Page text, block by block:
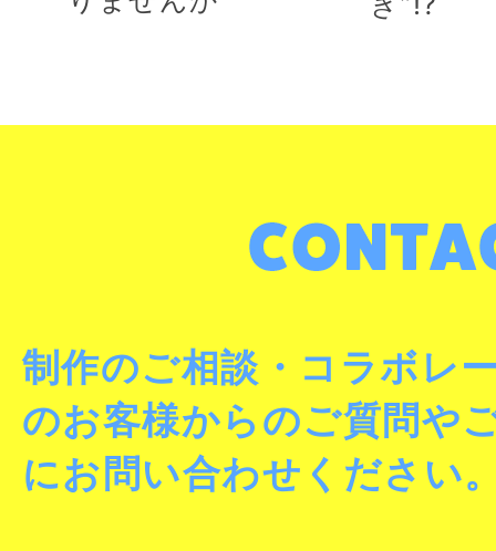
制作のご相談・コラボレ
のお客様からのご質問や
にお問い合わせください